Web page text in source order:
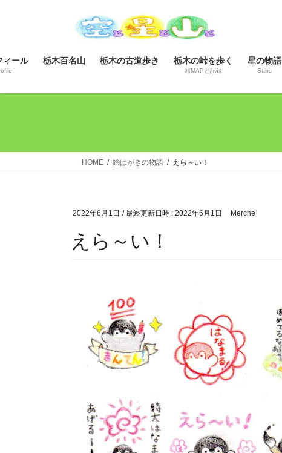
ツ
ス
シ
ン
ィール 栃木百名山 栃木の古道歩き 栃木の峠を歩く
峠MAPと記録
星の物語
Stars
HOME 絵はがきの物語 えら～い！
2022年6月1日 / 最終更新日時 : 2022年6月1日 Merche
えら～い！